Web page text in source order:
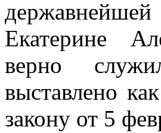
Екатерине
верно
выставлено
закону от 5